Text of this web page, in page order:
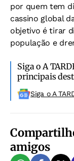
por quem tem
cassino global
objetivo é tirar
população e
Siga o A
principais
Siga o A
amigos